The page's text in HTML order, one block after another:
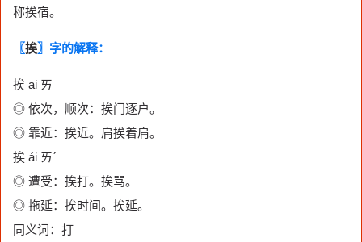
称挨宿。
〖挨〗字的解释：
挨 āi ㄞˉ
◎ 依次，顺次：挨门逐户。
◎ 靠近：挨近。肩挨着肩。
挨 ái ㄞˊ
◎ 遭受：挨打。挨骂。
◎ 拖延：挨时间。挨延。
同义词：打